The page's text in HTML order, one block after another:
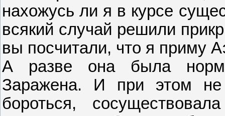
нахожусь ли я в курсе
всякий случай решили
вы посчитали, что я приму
А разве она была
Заражена. И при этом не
бороться,